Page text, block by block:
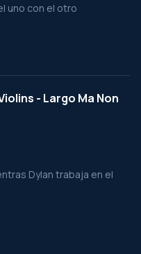
uno con el otro
- Largo Ma Non
Dylan trabaja en el